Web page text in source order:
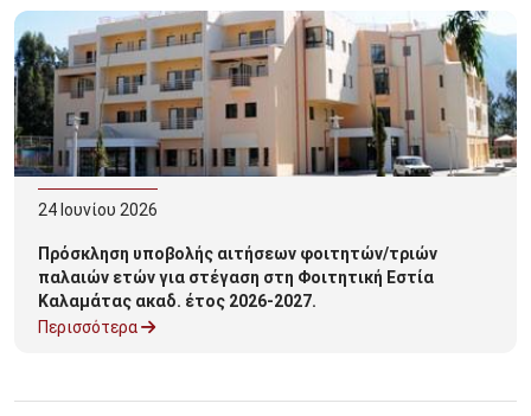
24 Ιουνίου 2026
Πρόσκληση υποβολής αιτήσεων φοιτητών/τριών
παλαιών ετών για στέγαση στη Φοιτητική Εστία
Καλαμάτας ακαδ. έτος 2026-2027.
Περισσότερα